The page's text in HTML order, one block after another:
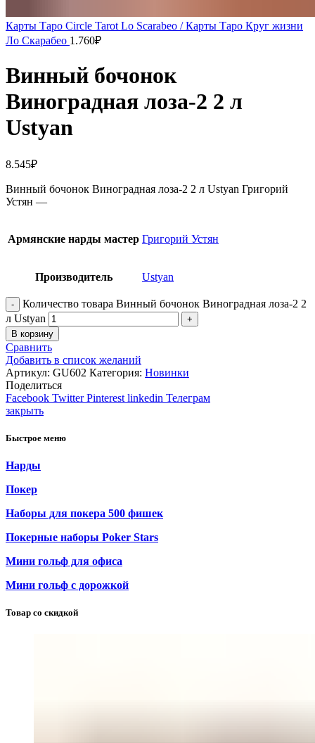
Карты Таро Circle Tarot Lo Scarabeo / Карты Таро Круг жизни
Ло Скарабео 1.760₽
Винный бочонок
Виноградная лоза-2 2 л
Ustyan
8.545₽
Винный бочонок Виноградная лоза-2 2 л Ustyan Григорий
Устян —
Армянские нарды мастер Григорий Устян
Производитель Ustyan
Количество товара Винный бочонок Виноградная лоза-2 2
л Ustyan
В корзину
Сравнить
Добавить в список желаний
Артикул: GU602 Категория: Новинки
Поделиться
Facebook Twitter Pinterest linkedin Телеграм
закрыть
Быстрое меню
Нарды
Покер
Наборы для покера 500 фишек
Покерные наборы Poker Stars
Мини гольф для офиса
Мини гольф с дорожкой
Товар со скидкой